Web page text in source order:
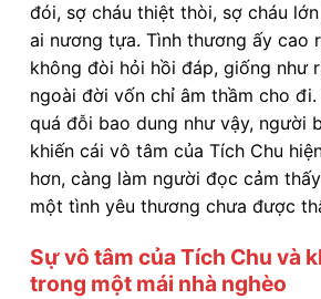
đói, sợ cháu thiệt thòi, sợ cháu
ai nương tựa. Tình thương ấy cao
không đòi hỏi hồi đáp, giống như
ngoài đời vốn chỉ âm thầm cho đi.
quá đỗi bao dung như vậy, người
khiến cái vô tâm của Tích Chu
hơn, càng làm người đọc cảm
một tình yêu thương chưa được
Sự vô tâm của Tích Chu và
trong một mái nhà nghèo